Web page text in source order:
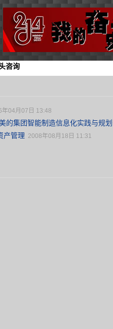
咨询
年04月07日 13:48
集团智能制造信息化实践与规
产管理 2008年08月18日 11:31